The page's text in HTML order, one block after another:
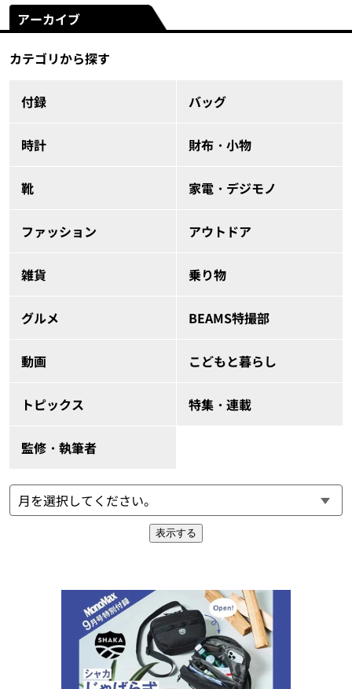
アーカイブ
カテゴリから探す
付録 バッグ
時計 財布・小物
靴 家電・デジモノ
ファッション アウトドア
雑貨 乗り物
グルメ BEAMS特撮部
動画 こどもと暮らし
トピックス 特集・連載
監修・執筆者
表示する